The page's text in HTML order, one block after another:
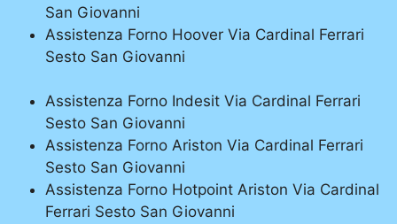
San Giovanni
Assistenza Forno Hoover Via Cardinal Ferrari
Sesto San Giovanni
Assistenza Forno Indesit Via Cardinal Ferrari
Sesto San Giovanni
Assistenza Forno Ariston Via Cardinal Ferrari
Sesto San Giovanni
Assistenza Forno Hotpoint Ariston Via Cardinal
Ferrari Sesto San Giovanni